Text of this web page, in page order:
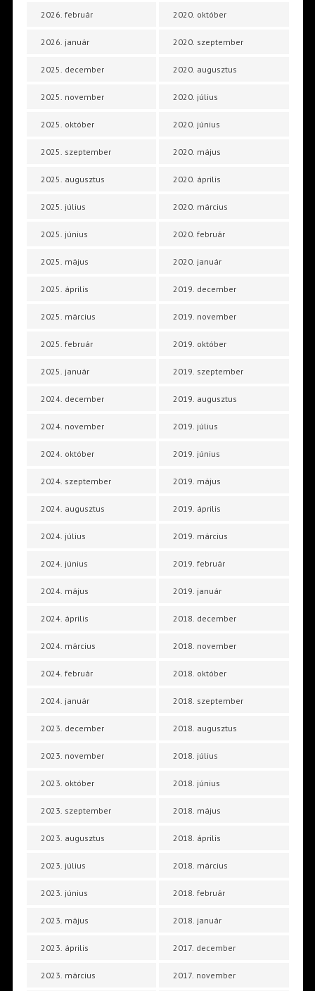
2026. február
2026. január
2025. december
2025. november
2025. október
2025. szeptember
2025. augusztus
2025. július
2025. június
2025. május
2025. április
2025. március
2025. február
2025. január
2024. december
2024. november
2024. október
2024. szeptember
2024. augusztus
2024. július
2024. június
2024. május
2024. április
2024. március
2024. február
2024. január
2023. december
2023. november
2023. október
2023. szeptember
2023. augusztus
2023. július
2023. június
2023. május
2023. április
2023. március
2020. október
2020. szeptember
2020. augusztus
2020. július
2020. június
2020. május
2020. április
2020. március
2020. február
2020. január
2019. december
2019. november
2019. október
2019. szeptember
2019. augusztus
2019. július
2019. június
2019. május
2019. április
2019. március
2019. február
2019. január
2018. december
2018. november
2018. október
2018. szeptember
2018. augusztus
2018. július
2018. június
2018. május
2018. április
2018. március
2018. február
2018. január
2017. december
2017. november